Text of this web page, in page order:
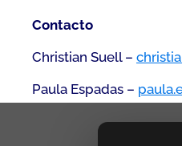
Contacto
Christian Suell –
Paula Espadas –